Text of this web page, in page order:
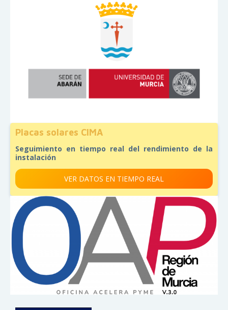
Placas solares CIMA
Seguimiento en tiempo real del rendimiento de la
instalación
VER DATOS EN TIEMPO REAL